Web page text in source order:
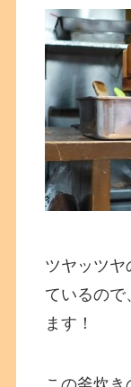
ツヤッツヤ
ているので
ます！